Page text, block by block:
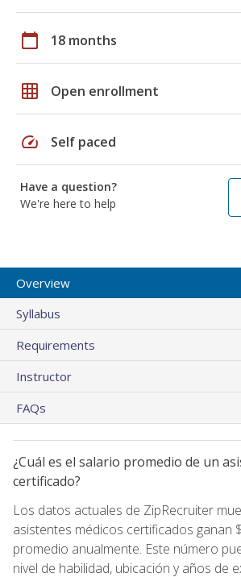
calendar_today 18 months
grid_on Open enrollment
speed Self paced
Have a question?
We're here to help
Overview
Syllabus
Requirements
Instructor
FAQs
¿Cuál es el salario promedio de un
certificado?
Los datos actuales de ZipRecruiter
asistentes médicos certificados ganan
promedio anualmente. Este número
nivel de habilidad, ubicación y años de